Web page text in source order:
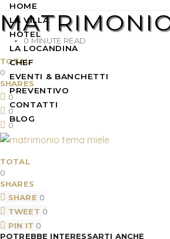
HOME
LA VILLA
HOTEL
LA LOCANDINA
CHEF
EVENTI & BANCHETTI
PREVENTIVO
CONTATTI
BLOG
0 MINUTE READ
TOTAL
0
SHARES
0
0
0
TOTAL
0
SHARES
SHARE 0
TWEET 0
PIN IT 0
POTREBBE INTERESSARTI ANCHE